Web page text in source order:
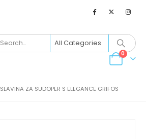
0
SLAVINA ZA SUDOPER S ELEGANCE GRIFOS